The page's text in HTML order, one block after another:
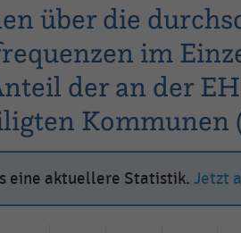
über die
im
der an der
Kommunen
eine aktuellere Statistik. Jetzt